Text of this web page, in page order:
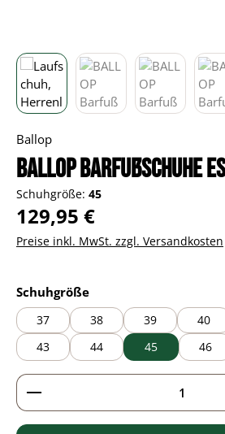
Ballop
BALLOP Barfußschuhe
Schuhgröße: 45
Regulärer Preis:
129,95 €
Preise inkl. MwSt. zzgl. Versandkosten
Schuhgrößeauswählen
37 38 39 40
43
44 45 46
Produkt Anzahl: Gib den